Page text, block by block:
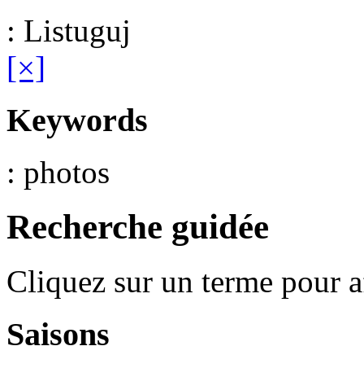
: Listuguj
[×]
Keywords
: photos
Recherche guidée
Cliquez sur un terme pour
Saisons